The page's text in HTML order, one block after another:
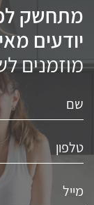
מתחשק
יודעים
מוזמנים